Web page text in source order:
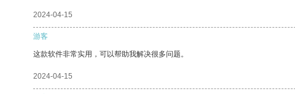
2024-04-15
游客
这款软件非常实用，可以帮助我解决很多问题。
2024-04-15